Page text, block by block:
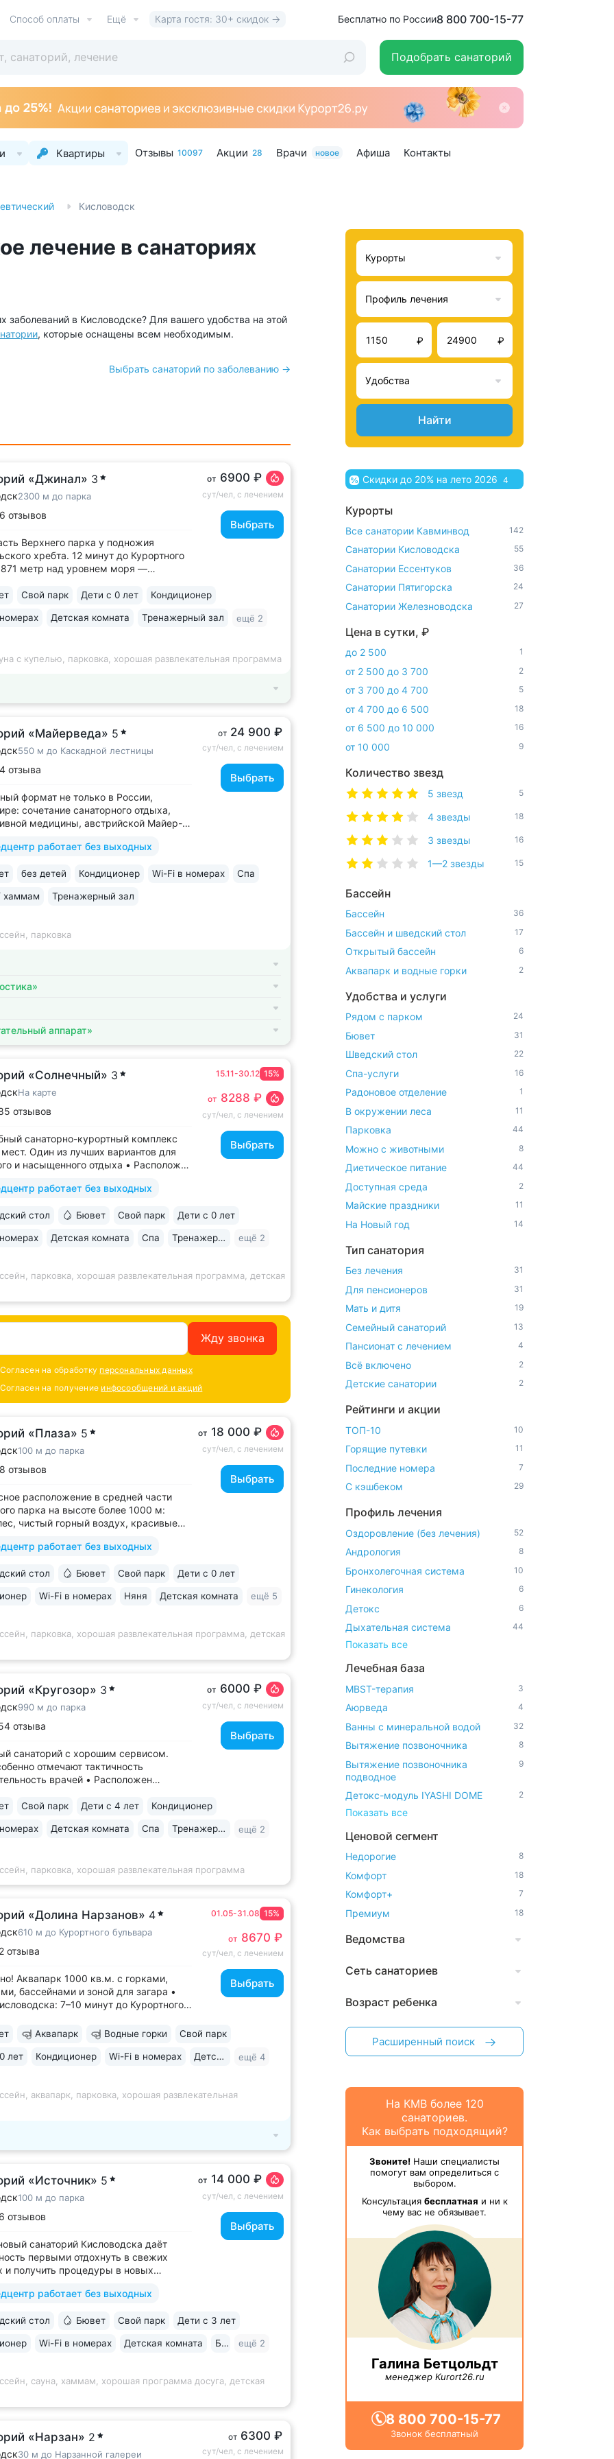
Способ оплаты Ещё Карта гостя: 30+ скидок → Бесплатно по России8 800 700-15-77
Подобрать санаторий
Квартиры Отзывы 10097 Акции 28 Врачи новое Афиша Контакты
Кисловодск
лечение в санаториях
заболеваний в Кисловодске? Для вашего удобства на этой
, которые оснащены всем необходимым.
Выбрать санаторий по заболеванию →
«Джинал» 3
2300 м до парка
отзывов
Верхнего парка у подножия
хребта. 12 минут до Курортного
871 метр над уровнем моря ­—
тишина и уединение. На территории
Кисловодска • Собственный бювет...
от 6900 ₽
сут/чел, с лечением
Выбрать
Свой парк Дети с 0 лет Кондиционер
Детская комната Тренажерный зал ещё 2
с купелью, парковка, хорошая развлекательная программа
«Майерведа» 5
550 м до Каскадной лестницы
отзыва
формат не только в России,
сочетание санаторного отдыха,
медицины, австрийской Майер-
ЖКТ), древнеиндийской
Luxury Awards. Премия «Вояж»
работает без выходных
от 24 900 ₽
сут/чел, с лечением
Выбрать
без детей Кондиционер Wi-Fi в номерах Спа
хаммам Тренажерный зал
парковка
аппарат»
«Солнечный» 3
На карте
отзывов
санаторно-курортный комплекс
Один из лучших вариантов для
и насыщенного отдыха • Расположен
Курортного бульвара можно дойти
парка и основных
работает без выходных
15.11-30.12 15%
от 8288 ₽
сут/чел, с лечением
Выбрать
стол Бювет Свой парк Дети с 0 лет
Детская комната Спа Тренажерный зал ещё 2
парковка, хорошая развлекательная программа, детская
Жду звонка
Согласен на обработку персональных данных
Согласен на получение инфосообщений и акций
«Плаза» 5
100 м до парка
отзывов
расположение в средней части
парка на высоте более 1000 м:
чистый горный воздух, красивые
43 врача и 220 медспециалистов
и ДНК-исследований. Есть
работает без выходных
от 18 000 ₽
сут/чел, с лечением
Выбрать
стол Бювет Свой парк Дети с 0 лет
Wi-Fi в номерах Няня Детская комната ещё 5
парковка, хорошая развлекательная программа, детская
«Кругозор» 3
990 м до парка
отзыва
санаторий с хорошим сервисом.
отмечают тактичность
врачей • Расположен
старых курортных дач. 10–17
парк • Территория 3,2 га
от 6000 ₽
сут/чел, с лечением
Выбрать
Свой парк Дети с 4 лет Кондиционер
Детская комната Спа Тренажерный зал ещё 2
парковка, хорошая развлекательная программа
«Долина Нарзанов» 4
610 м до Курортного бульвара
отзыва
Аквапарк 1000 кв.м. с горками,
бассейнами и зоной для загара •
7–10 минут до Курортного
• Бювет с минеральной водой двух
«Ессентуки-4» и «Славяновская»
8–12 минут до бюветов...
01.05-31.08 15%
от 8670 ₽
сут/чел, с лечением
Выбрать
Аквапарк Водные горки Свой парк
лет Кондиционер Wi-Fi в номерах Детская комната ещё 4
аквапарк, парковка, хорошая развлекательная
«Источник» 5
100 м до парка
отзывов
санаторий Кисловодска даёт
первыми отдохнуть в свежих
и получить процедуры в новых
в ущелье двух балок, рядом
в Курортный парк, поблизости
работает без выходных
от 14 000 ₽
сут/чел, с лечением
Выбрать
стол Бювет Свой парк Дети с 3 лет
Wi-Fi в номерах Детская комната Бильярд ещё 2
сауна, хаммам, хорошая программа досуга, детская
«Нарзан» 2
30 м до Нарзанной галереи
от 6300 ₽
сут/чел, с лечением
Курорты
Профиль лечения
₽ ₽
Удобства
Найти
Скидки до 20% на лето 2026 4
Курорты
Все санатории Кавминвод 142
Санатории Кисловодска 55
Санатории Ессентуков 36
Санатории Пятигорска 24
Санатории Железноводска 27
Цена в сутки, ₽
до 2 500 1
от 2 500 до 3 700 2
от 3 700 до 4 700 5
от 4 700 до 6 500 18
от 6 500 до 10 000 16
от 10 000 9
Количество звезд
5 звезд 5
4 звезды 18
3 звезды 16
1—2 звезды 15
Бассейн
Бассейн 36
Бассейн и шведский стол 17
Открытый бассейн 6
Аквапарк и водные горки 2
Удобства и услуги
Рядом с парком 24
Бювет 31
Шведский стол 22
Спа-услуги 16
Радоновое отделение 1
В окружении леса 11
Парковка 44
Можно с животными 8
Диетическое питание 44
Доступная среда 2
Майские праздники 11
На Новый год 14
Тип санатория
Без лечения 31
Для пенсионеров 31
Мать и дитя 19
Семейный санаторий 13
Пансионат с лечением 4
Всё включено 2
Детские санатории 2
Рейтинги и акции
ТОП-10 10
Горящие путевки 11
Последние номера 7
С кэшбеком 29
Профиль лечения
Оздоровление (без лечения) 52
Андрология 8
Бронхолегочная система 10
Гинекология 6
Детокс 6
Дыхательная система 44
Показать все
Лечебная база
MBST-терапия 3
Аюрведа 4
Ванны с минеральной водой 32
Вытяжение позвоночника 8
Вытяжение позвоночника
подводное
9
Детокс-модуль IYASHI DOME 2
Показать все
Ценовой сегмент
Недорогие 8
Комфорт 18
Комфорт+ 7
Премиум 18
Ведомства
Сеть санаториев
Возраст ребенка
Расширенный поиск
На КМВ более 120
санаториев.
Как выбрать подходящий?
Звоните! Наши специалисты
помогут вам определиться с
выбором.
Консультация бесплатная и ни к
чему вас не обязывает.
Галина Бетцольдт
менеджер Kurort26.ru
8 800 700-15-77
Звонок бесплатный